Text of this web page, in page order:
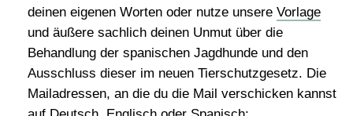
deinen eigenen Worten oder nutze unsere Vorlage
und äußere sachlich deinen Unmut über die
Behandlung der spanischen Jagdhunde und den
Ausschluss dieser im neuen Tierschutzgesetz. Die
Mailadressen, an die du die Mail verschicken kannst